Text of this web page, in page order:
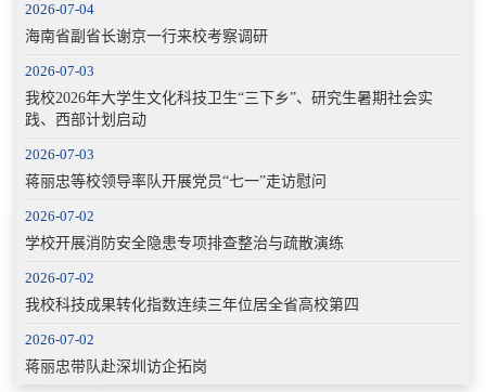
2026-07-04
海南省副省长谢京一行来校考察调研
2026-07-03
我校2026年大学生文化科技卫生“三下乡”、研究生暑期社会实
践、西部计划启动
2026-07-03
蒋丽忠等校领导率队开展党员“七一”走访慰问
2026-07-02
学校开展消防安全隐患专项排查整治与疏散演练
2026-07-02
我校科技成果转化指数连续三年位居全省高校第四
2026-07-02
蒋丽忠带队赴深圳访企拓岗